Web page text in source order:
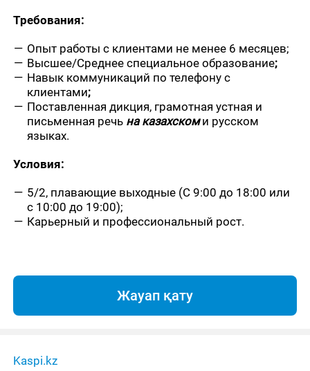
Требования:
Опыт работы с клиентами не менее 6 месяцев;
Высшее/Среднее специальное образование;
Навык коммуникаций по телефону с
клиентами;
Поставленная дикция, грамотная устная и
письменная речь на казахскоми русском
языках.
Условия:
5/2, плавающие выходные (С 9:00 до 18:00 или
с 10:00 до 19:00);
Карьерный и профессиональный рост.
Жауап қату
Kaspi.kz